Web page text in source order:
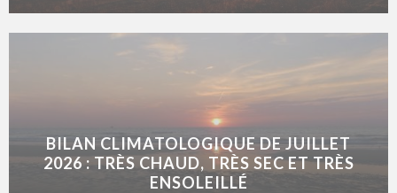
BILAN CLIMATOLOGIQUE DE JUILLET
2026 : TRÈS CHAUD, TRÈS SEC ET TRÈS
ENSOLEILLÉ